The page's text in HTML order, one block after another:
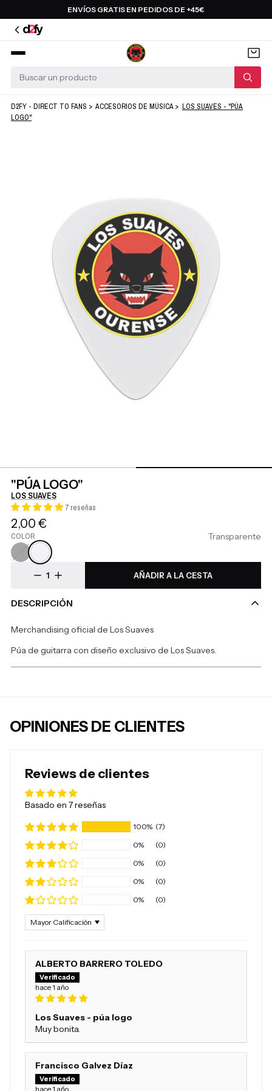
al
contenido
ENVÍOS GRATIS EN PEDIDOS DE +45€
D2FY - DIRECT TO FANS > ACCESORIOS DE MÚSICA> LOS SUAVES - "PÚA
LOGO"
"PÚA LOGO"
LOS SUAVES
7 reseñas
2,00 €
COLOR Transparente
Negro Transparente
AÑADIR A LA CESTA
DESCRIPCIÓN
Merchandising oficial de Los Suaves
Púa de guitarra con diseño exclusivo de Los Suaves.
OPINIONES DE CLIENTES
Reviews de clientes
Basado en 7 reseñas
100% (7)
0%
(0)
0%
(0)
0%
(0)
0%
(0)
Sort by
ALBERTO BARRERO TOLEDO
hace 1 año
Los Suaves - púa logo
Muy bonita.
Francisco Galvez Díaz
hace 1 año